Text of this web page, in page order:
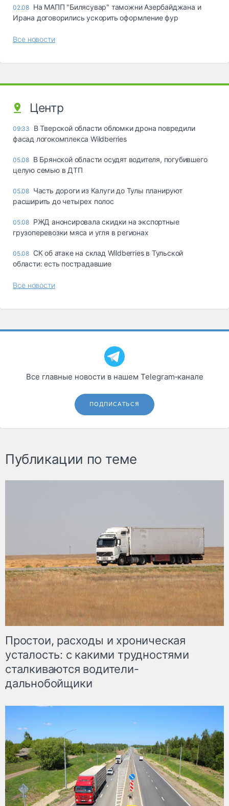
02.08 На МАПП "Билясувар" таможни Азербайджана и
Ирана договорились ускорить оформление фур
Все новости
Центр
09:33
В Тверской области обломки дрона повредили
фасад логокомплекса Wildberries
05.08 В Брянской области осудят водителя, погубившего
целую семью в ДТП
05.08 Часть дороги из Калуги до Тулы планируют
расширить до четырех полос
05.08 РЖД анонсировала скидки на экспортные
грузоперевозки мяса и угля в регионах
05.08 СК об атаке на склад Wildberries в Тульской
области: есть пострадавшие
Все новости
Все главные новости в нашем Telegram‑канале
ПОДПИСАТЬСЯ
Публикации по теме
Простои, расходы и хроническая
усталость: с какими трудностями
сталкиваются водители-
дальнобойщики